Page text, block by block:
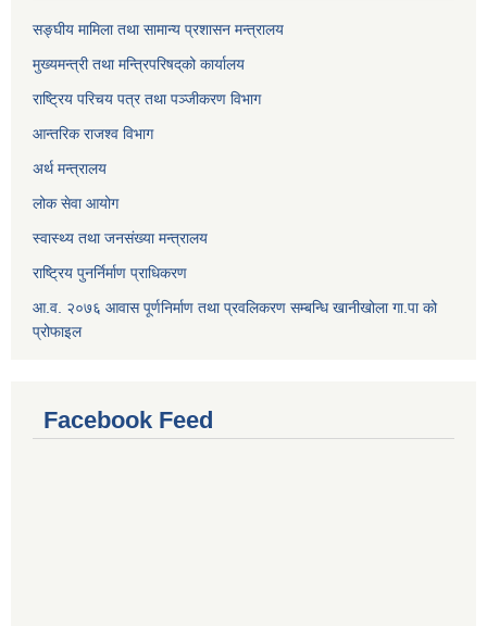
सङ्घीय मामिला तथा सामान्य प्रशासन मन्त्रालय
मुख्यमन्त्री तथा मन्त्रिपरिषद्‌को कार्यालय
राष्ट्रिय परिचय पत्र तथा पञ्जीकरण विभाग
आन्तरिक राजश्व विभाग
अर्थ मन्त्रालय
लोक सेवा आयोग
स्वास्थ्य तथा जनसंख्या मन्त्रालय
राष्ट्रिय पुनर्निर्माण प्राधिकरण
आ.व. २०७६ आवास पूर्णनिर्माण तथा प्रवलिकरण सम्बन्धि खानीखोला गा.पा को
प्रोफाइल
Facebook Feed